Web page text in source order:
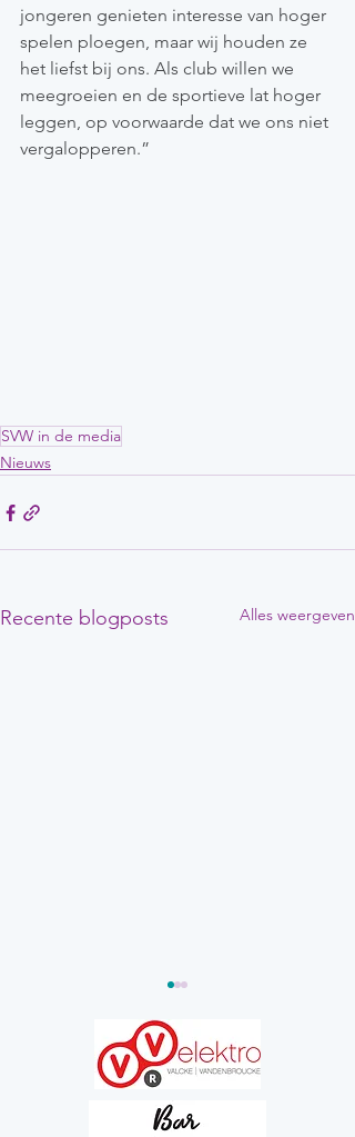
jongeren genieten interesse van hoger
spelen ploegen, maar wij houden ze
het liefst bij ons. Als club willen we
meegroeien en de sportieve lat hoger
leggen, op voorwaarde dat we ons niet
vergalopperen.”
SVW in de media
Nieuws
Recente blogposts Alles weergeven
Gezocht: vrijwilligers